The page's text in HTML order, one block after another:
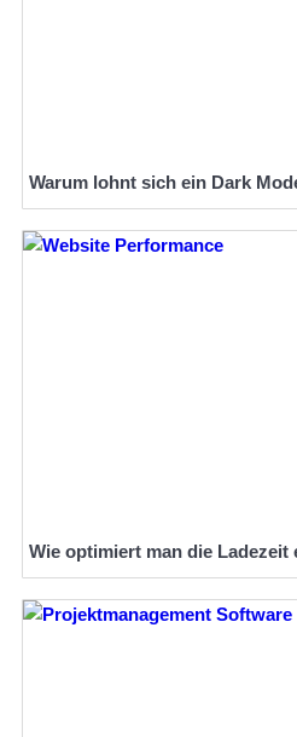
Warum lohnt sich ein Dark
Wie optimiert man die Ladezeit